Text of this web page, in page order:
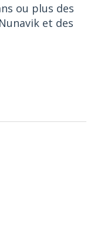
ou plus des
et des